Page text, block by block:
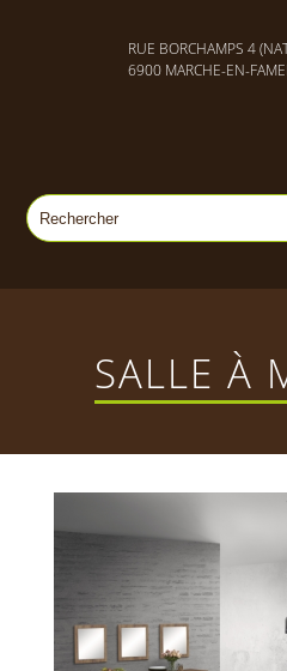
RUE BORCHAMPS 4
6900 MARCHE-EN-
SALLE À